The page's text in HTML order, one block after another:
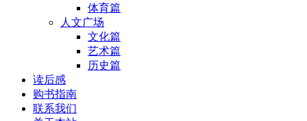
体育篇
人文广场
文化篇
艺术篇
历史篇
读后感
购书指南
联系我们